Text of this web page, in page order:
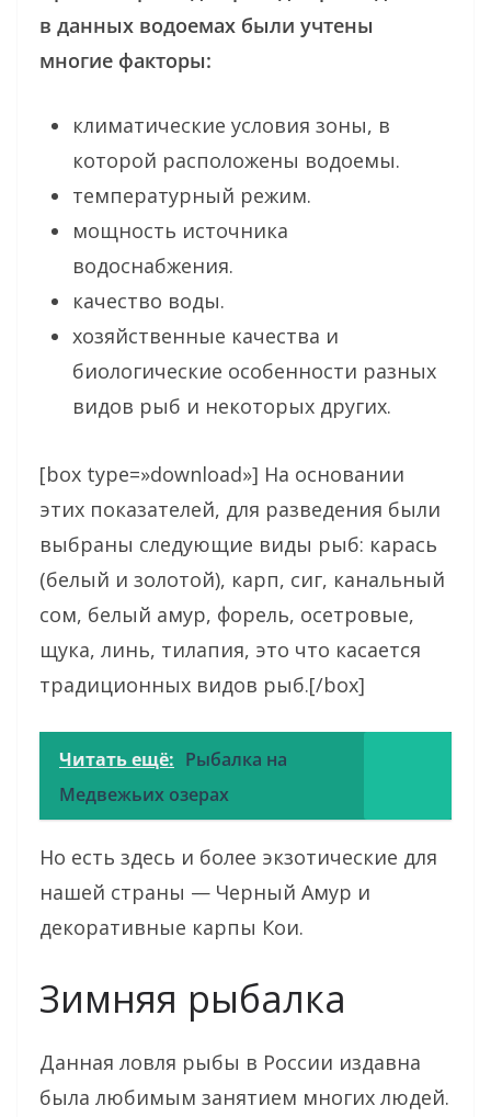
в данных водоемах были учтены
многие факторы:
климатические условия зоны, в
которой расположены водоемы.
температурный режим.
мощность источника
водоснабжения.
качество воды.
хозяйственные качества и
биологические особенности разных
видов рыб и некоторых других.
[box type=»download»] На основании
этих показателей, для разведения были
выбраны следующие виды рыб: карась
(белый и золотой), карп, сиг, канальный
сом, белый амур, форель, осетровые,
щука, линь, тилапия, это что касается
традиционных видов рыб.[/box]
Читать ещё: Рыбалка на
Медвежьих озерах
Но есть здесь и более экзотические для
нашей страны — Черный Амур и
декоративные карпы Кои.
Зимняя рыбалка
Данная ловля рыбы в России издавна
была любимым занятием многих людей.